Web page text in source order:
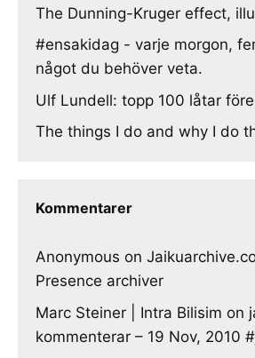
The Dunning-Kruger effect,
#ensakidag - varje morgon,
något du behöver veta.
Ulf Lundell: topp 100 låtar
The things I do and why I do
Kommentarer
Anonymous on
Presence archiver
Marc Steiner | Intra Bilisim on
kommenterar – 19 Nov, 2010